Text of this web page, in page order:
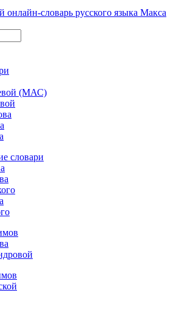
онлайн-словарь русского языка Макса
(МАС)
словари